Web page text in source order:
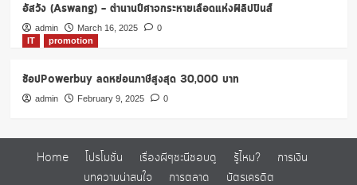
อัสวัง (Aswang) – ตำนานปีศาจกระหายเลือดแห่งฟิลิปปินส์
admin March 16, 2025
0
IT
promotion
ช้อปPowerbuy ลดหย่อนภาษีสูงสุด 30,000 บาท
admin February 9, 2025 0
Home โปรโมชั่น เรื่องผีๆชะนีชอบดู รู้ไหม?
การเงิน
บทความน่าสนใจ
การตลาด บัตรเครดิต